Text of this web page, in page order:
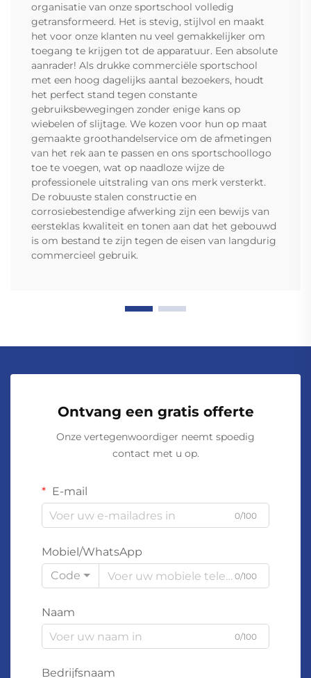
organisatie van onze sportschool volledig
getransformeerd. Het is stevig, stijlvol en maakt
het voor onze klanten nu veel gemakkelijker om
toegang te krijgen tot de apparatuur. Een absolute
aanrader! Als drukke commerciële sportschool
met een hoog dagelijks aantal bezoekers, houdt
het perfect stand tegen constante
gebruiksbewegingen zonder enige kans op
wiebelen of slijtage. We kozen voor hun op maat
gemaakte groothandelservice om de afmetingen
van het rek aan te passen en ons sportschoollogo
toe te voegen, wat op naadloze wijze de
professionele uitstraling van ons merk versterkt.
De robuuste stalen constructie en
corrosiebestendige afwerking zijn een bewijs van
eersteklas kwaliteit en tonen aan dat het gebouwd
is om bestand te zijn tegen de eisen van langdurig
commercieel gebruik.
Ontvang een gratis offerte
Onze vertegenwoordiger neemt spoedig
contact met u op.
E-mail
0/100
Mobiel/WhatsApp
Code
0/100
Naam
0/100
Bedrijfsnaam